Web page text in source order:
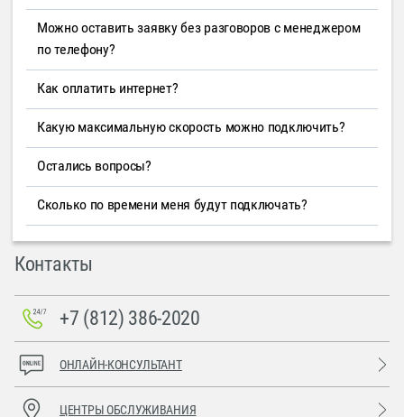
Можно оставить заявку без разговоров с менеджером
по телефону?
Как оплатить интернет?
Какую максимальную скорость можно подключить?
Остались вопросы?
Сколько по времени меня будут подключать?
Контакты
+7 (812) 386-2020
ОНЛАЙН-КОНСУЛЬТАНТ
ЦЕНТРЫ ОБСЛУЖИВАНИЯ